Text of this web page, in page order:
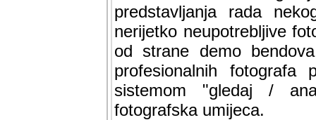
predstavljanja rada
nerijetko neupotrebljive
od strane demo
profesionalnih fotografa
sistemom "gledaj /
fotografska umijeca.